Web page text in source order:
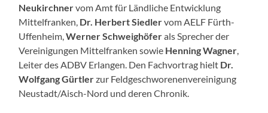
Neukirchnervom Amt für Ländliche Entwicklung
Mittelfranken, Dr. Herbert Siedlervom AELF Fürth-
Uffenheim,Werner Schweighöferals Sprecher der
Vereinigungen Mittelfranken sowie Henning Wagner,
Leiter des ADBV Erlangen. Den Fachvortrag hielt Dr.
Wolfgang Gürtlerzur Feldgeschworenenvereinigung
Neustadt/Aisch-Nord und deren Chronik.